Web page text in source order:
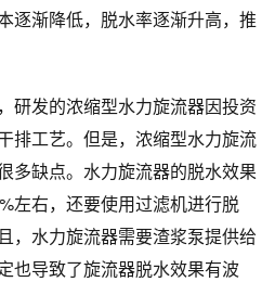
逐渐降低，脱水率逐渐升高，推
研发的浓缩型水力旋流器因投资
排工艺。但是，浓缩型水力旋流
多缺点。水力旋流器的脱水效果
左右，还要使用过滤机进行脱
，水力旋流器需要渣浆泵提供给
也导致了旋流器脱水效果有波